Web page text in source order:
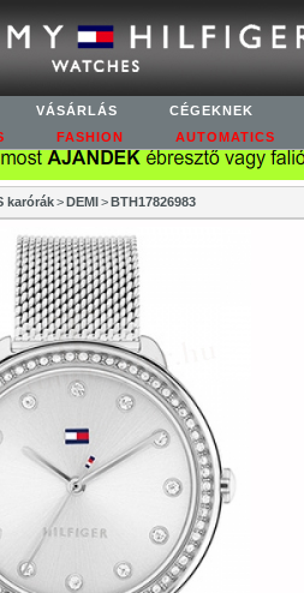
VÁSÁRLÁS CÉGEKNEK
FASHION AUTOMATICS
karórák > DEMI > BTH17826983